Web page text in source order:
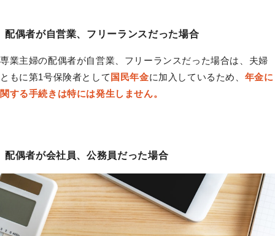
配偶者が自営業、フリーランスだった場合
専業主婦の配偶者が自営業、フリーランスだった場合は、夫婦
ともに第1号保険者として 国民年金に加入しているため、 年金に
関する手続きは特には発生しません。
配偶者が会社員、公務員だった場合